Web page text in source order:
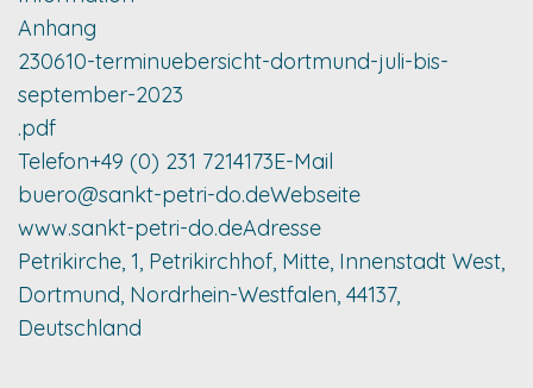
Anhang
230610-terminuebersicht-dortmund-juli-bis-
september-2023
.pdf
Telefon+49 (0) 231 7214173E-Mail
buero@sankt-petri-do.deWebseite
www.sankt-petri-do.deAdresse
Petrikirche, 1, Petrikirchhof, Mitte, Innenstadt West,
Dortmund, Nordrhein-Westfalen, 44137,
Deutschland